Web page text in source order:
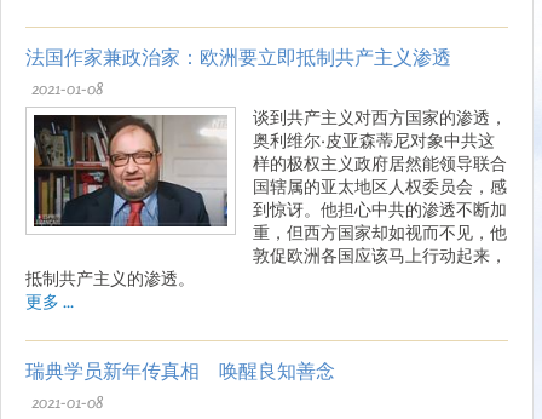
法国作家兼政治家：欧洲要立即抵制共产主义渗透
2021-01-08
谈到共产主义对西方国家的渗透，
奥利维尔·皮亚森蒂尼对象中共这
样的极权主义政府居然能领导联合
国辖属的亚太地区人权委员会，感
到惊讶。他担心中共的渗透不断加
重，但西方国家却如视而不见，他
敦促欧洲各国应该马上行动起来，
抵制共产主义的渗透。
更多 ...
瑞典学员新年传真相 唤醒良知善念
2021-01-08